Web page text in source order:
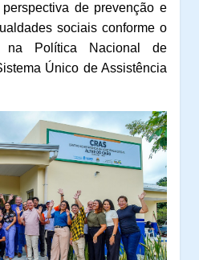
de prevenção e
sociais conforme o
na Política Nacional de
Único de Assistência